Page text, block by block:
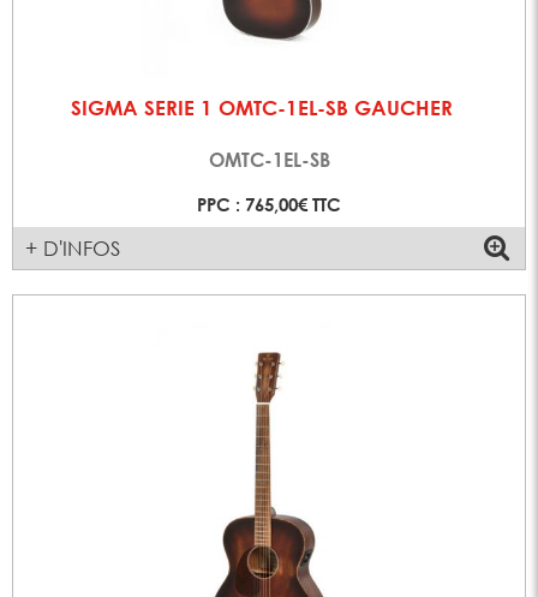
SIGMA SERIE 1 OMTC-1EL-SB GAUCHER
OMTC-1EL-SB
PPC : 765,00€ TTC
+ D'INFOS